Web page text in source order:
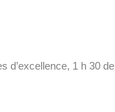
d’excellence, 1 h 30 de